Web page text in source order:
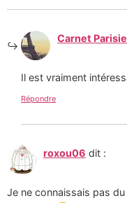
Carnet
Il est vraiment
Répondre
roxou06 dit :
Je ne connaissais pas